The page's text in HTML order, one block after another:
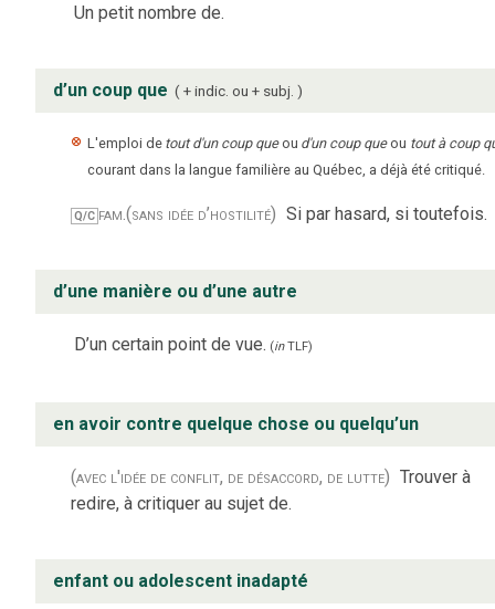
Un petit nombre de.
d’un coup que + indic. ou + subj.
L'emploi de tout d'un coup queou d'un coup queou tout à coup
courant dans la langue familière au Québec, a déjà été critiqué.
Q/C fam.(sans idée d’hostilité) Si par hasard, si toutefois.
d’une manière ou d’une autre
D’un certain point de vue. (inTLF)
en avoir contre quelque chose ou quelqu’un
(avec l'idée de conflit, de désaccord, de lutte) Trouver à
redire, à critiquer au sujet de.
enfant ou adolescent inadapté